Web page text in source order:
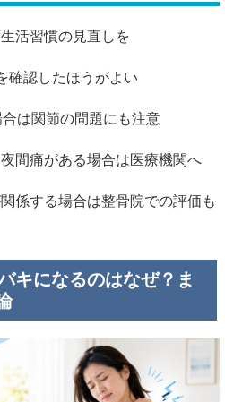
活習慣の見直しを
確認したほうがよい
は関節の問題にも注意
間痛がある場合は医療機関へ
係する場合は整骨院での評価も
キになるのはなぜ？ま